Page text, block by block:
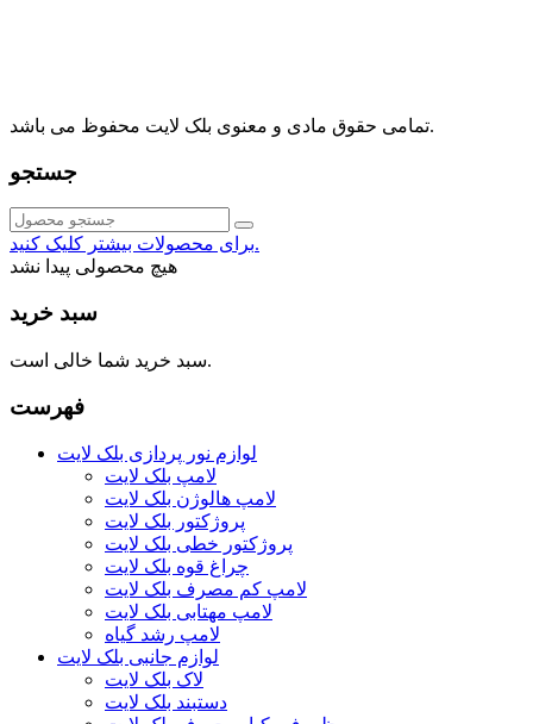
تمامی حقوق مادی و معنوی بلک لایت محفوظ می باشد.
جستجو
برای محصولات بیشتر کلیک کنید.
هیچ محصولی پیدا نشد
سبد خرید
سبد خرید شما خالی است.
فهرست
لوازم نور پردازی بلک لایت
لامپ بلک لایت
لامپ هالوژن بلک لایت
پروژکتور بلک لایت
پروژکتور خطی بلک لایت
چراغ قوه بلک لایت
لامپ کم مصرف بلک لایت
لامپ مهتابی بلک لایت
لامپ رشد گیاه
لوازم جانبی بلک لایت
لاک بلک لایت
دستبند بلک لایت